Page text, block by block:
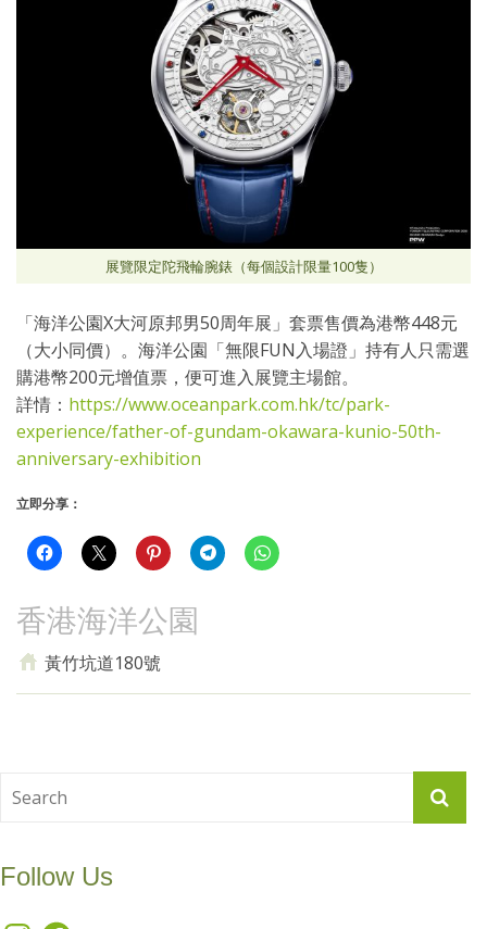
展覽限定陀飛輪腕錶（每個設計限量100隻）
「海洋公園X大河原邦男50周年展」套票售價為港幣448元
（大小同價）。海洋公園「無限FUN入場證」持有人只需選
購港幣200元增值票，便可進入展覽主場館。
詳情： https://www.oceanpark.com.hk/tc/park-
experience/father-of-gundam-okawara-kunio-50th-
anniversary-exhibition
立即分享：
香港海洋公園
黃竹坑道180號
Follow Us